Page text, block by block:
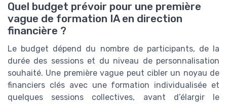
Quel budget prévoir pour une première
vague de formation IA en direction
financière ?
Le budget dépend du nombre de participants, de la
durée des sessions et du niveau de personnalisation
souhaité. Une première vague peut cibler un noyau de
financiers clés avec une formation individualisée et
quelques sessions collectives, avant d’élargir le